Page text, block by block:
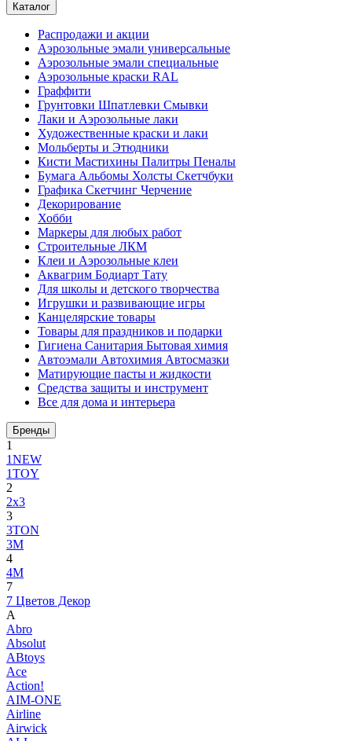
Каталог
Распродажи и акции
Аэрозольные эмали универсальные
Аэрозольные эмали специальные
Аэрозольные краски RAL
Граффити
Грунтовки Шпатлевки Смывки
Лаки и Аэрозольные лаки
Художественные краски и лаки
Мольберты и Этюдники
Кисти Мастихины Палитры Пеналы
Бумага Альбомы Холсты Скетчбуки
Графика Скетчинг Черчение
Декорирование
Хобби
Маркеры для любых работ
Строительные ЛКМ
Клеи и Аэрозольные клеи
Аквагрим Бодиарт Тату
Для школы и детского творчества
Игрушки и развивающие игры
Канцелярские товары
Товары для праздников и подарки
Гигиена Санитария Бытовая химия
Автоэмали Автохимия Автосмазки
Матирующие пасты и жидкости
Средства защиты и инструмент
Все для дома и интерьера
Бренды
1
1NEW
1TOY
2
2x3
3
3TON
3М
4
4M
7
7 Цветов Декор
A
Abro
Absolut
ABtoys
Ace
Action!
AIM-ONE
Airline
Airwick